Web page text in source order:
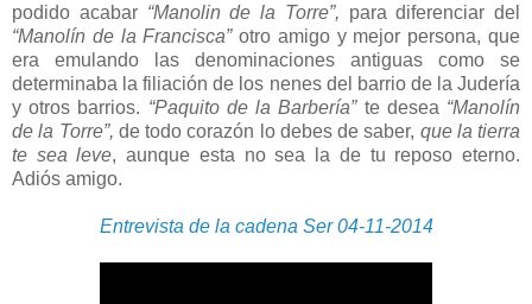
podido acabar “Manolin de la Torre”, para diferenciar del
“Manolín de la Francisca”otro amigo y mejor persona, que
era emulando las denominaciones antiguas como se
determinaba la filiación de los nenes del barrio de la Judería
y otros barrios. “Paquito de la Barbería” te desea “Manolín
de la Torre”, de todo corazón lo debes de saber, que la tierra
te sea leve, aunque esta no sea la de tu reposo eterno.
Adiós amigo.
Entrevista de la cadena Ser 04-11-2014